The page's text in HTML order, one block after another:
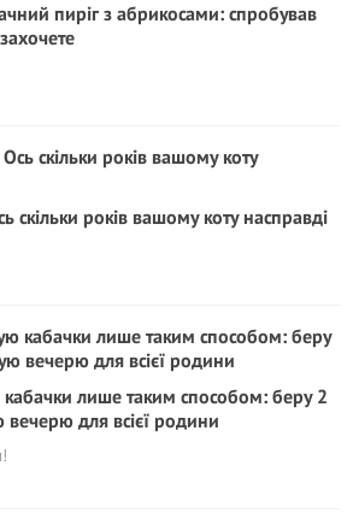
пиріг з абрикосами: спробував
скільки років вашому коту насправді
кабачки лише таким способом: беру 2
вечерю для всієї родини